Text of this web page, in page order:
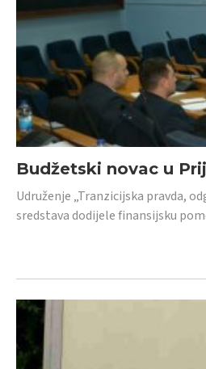
Budžetski novac u
Udruženje „Tranzicijska pravda,
sredstava dodijele finansijsku